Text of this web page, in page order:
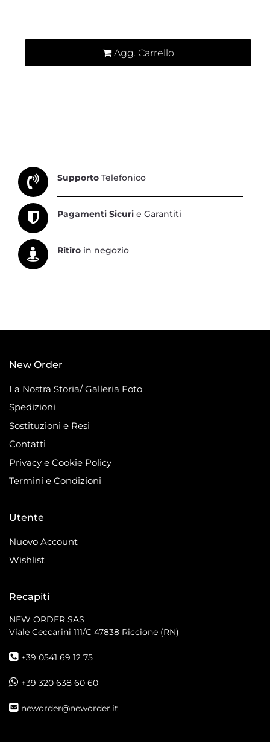
Agg. Carrello
Supporto Telefonico
Pagamenti Sicuri e Garantiti
Ritiro in negozio
New Order
La Nostra Storia/ Galleria Foto
Spedizioni
Sostituzioni e Resi
Contatti
Privacy e Cookie Policy
Termini e Condizioni
Utente
Nuovo Account
Wishlist
Recapiti
NEW ORDER SAS
Viale Ceccarini 111/C 47838 Riccione (RN)
+39 0541 69 12 75
+39 320 638 60 60
neworder@neworder.it